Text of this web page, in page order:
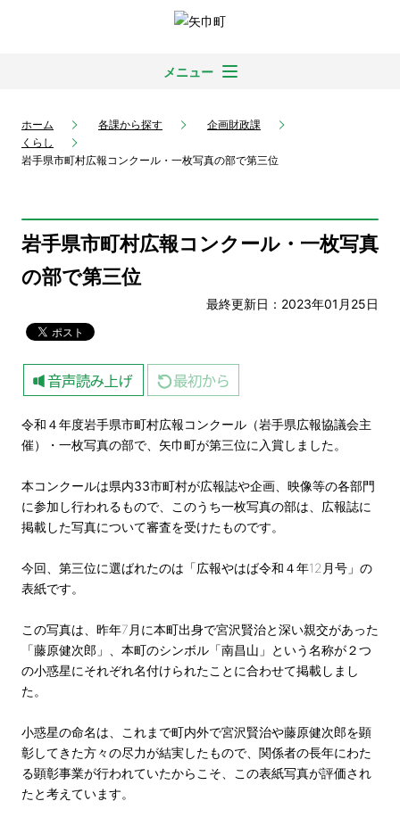
メニュー
ホーム 各課から探す
企画財政課
くらし
岩手県市町村広報コンクール・一枚写真の部で第三位
岩手県市町村広報コンクール・一枚写真
の部で第三位
最終更新日：2023年01月25日
令和４年度岩手県市町村広報コンクール（岩手県広報協議会主
催）・一枚写真の部で、矢巾町が第三位に入賞しました。
本コンクールは県内33市町村が広報誌や企画、映像等の各部門
に参加し行われるもので、このうち一枚写真の部は、広報誌に
掲載した写真について審査を受けたものです。
今回、第三位に選ばれたのは「広報やはば令和４年12月号」の
表紙です。
この写真は、昨年7月に本町出身で宮沢賢治と深い親交があった
「藤原健次郎」、本町のシンボル「南昌山」という名称が２つ
の小惑星にそれぞれ名付けられたことに合わせて掲載しまし
た。
小惑星の命名は、これまで町内外で宮沢賢治や藤原健次郎を顕
彰してきた方々の尽力が結実したもので、関係者の長年にわた
る顕彰事業が行われていたからこそ、この表紙写真が評価され
たと考えています。